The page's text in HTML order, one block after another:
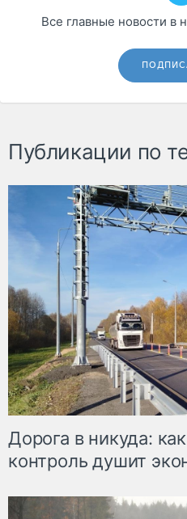
Все главные новости в
Публикации по
Дорога в никуда:
контроль душит